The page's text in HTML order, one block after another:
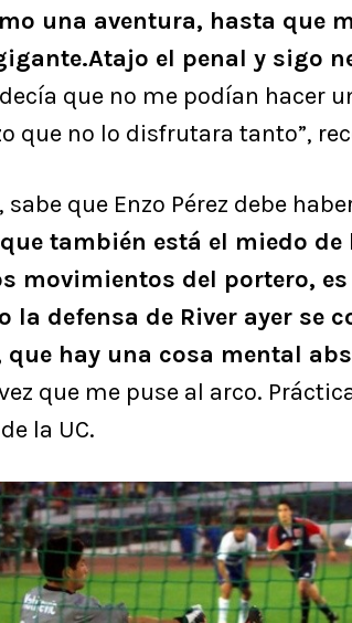
una aventura, hasta que
el penal y sigo
que no me podían hacer
que no lo disfrutara tanto”,
que Enzo Pérez debe
también está el miedo
movimientos del portero,
la defensa de River ayer se
que hay una cosa mental
que me puse al arco.
la UC.